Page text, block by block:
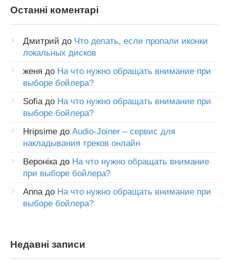
Останні коментарі
Дмитрий до Что делать, если пропали иконки
локальных дисков
женя до На что нужно обращать внимание при
выборе бойлера?
Sofiaдо На что нужно обращать внимание при
выборе бойлера?
Hripsime до Audio-Joiner – сервис для
накладывания треков онлайн
Веронікадо На что нужно обращать внимание
при выборе бойлера?
Annaдо На что нужно обращать внимание при
выборе бойлера?
Недавні записи